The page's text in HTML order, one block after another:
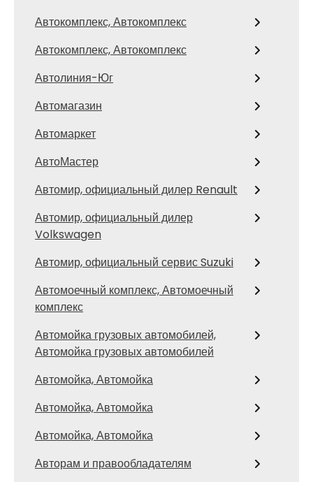
Автокомплекс, Автокомплекс
Автокомплекс, Автокомплекс
Автолиния-Юг
Автомагазин
Автомаркет
АвтоМастер
Автомир, официальный дилер Renault
Автомир, официальный дилер
Volkswagen
Автомир, официальный сервис Suzuki
Автомоечный комплекс, Автомоечный
комплекс
Автомойка грузовых автомобилей,
Автомойка грузовых автомобилей
Автомойка, Автомойка
Автомойка, Автомойка
Автомойка, Автомойка
Авторам и правообладателям